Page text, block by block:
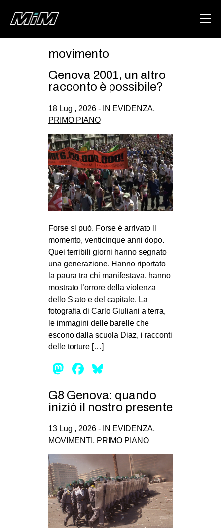
ABOUT
AREA
DEGENERAZIONE
GAZA FREESTYLE
CSOA LAMBRETTA
MSM
STUDENTI TSUNAMI
ZAM
MILANO
MOBILITAZIONI
SPAZI
SPORT POPOLARE
MOVIMENTI
AMBIENTE
ANTIFASCISMO
DIRITTO ALL’ABITARE
GENERI
MIGRAZIONI
PRECARIATO
REPRESSIONE
STUDENTI
ARTE
CINEMA
MANIFESTI
MUSICA
movimento
Genova 2001, un altro
racconto è possibile?
18 Lug , 2026 - IN EVIDENZA,
PRIMO PIANO
Forse si può. Forse è arrivato il
momento, venticinque anni dopo.
Quei terribili giorni hanno segnato
una generazione. Hanno riportato
la paura tra chi manifestava, hanno
mostrato l’orrore della violenza
dello Stato e del capitale. La
fotografia di Carlo Giuliani a terra,
le immagini delle barelle che
escono dalla scuola Diaz, i racconti
delle torture […]
Mastodon
Facebook
G8 Genova: quando
iniziò il nostro presente
13 Lug , 2026 - IN EVIDENZA,
MOVIMENTI , PRIMO PIANO